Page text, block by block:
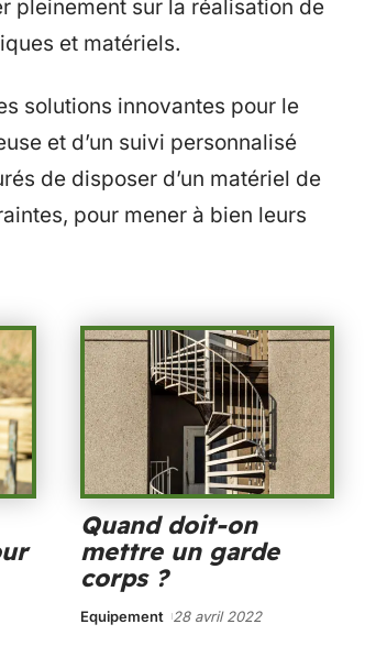
pleinement sur la réalisation de
et matériels.
solutions innovantes pour le
et d’un suivi personnalisé
de disposer d’un matériel de
pour mener à bien leurs
Quand doit-on
mettre un garde
corps ?
Equipement 28 avril 2022